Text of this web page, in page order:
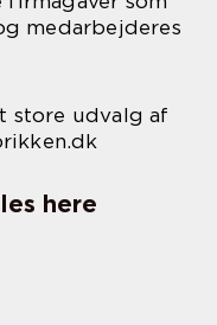
medarbejderes
store udvalg af
here